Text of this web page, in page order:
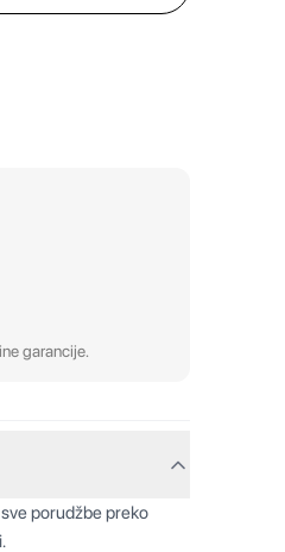
garancije.
porudžbe preko